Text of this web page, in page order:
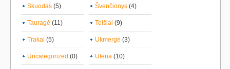
Skuodas (5) Švenčionys (4)
Tauragė (11) Telšiai (9)
Trakai (5) Ukmergė (3)
Uncategorized (0) Utena (10)